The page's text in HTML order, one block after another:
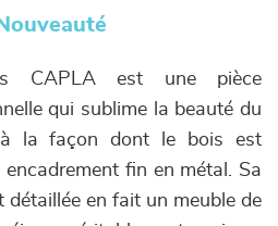
Nouveauté
CAPLA est une pièce
qui sublime la beauté du
la façon dont le bois est
fin en métal. Sa
en fait un meuble de